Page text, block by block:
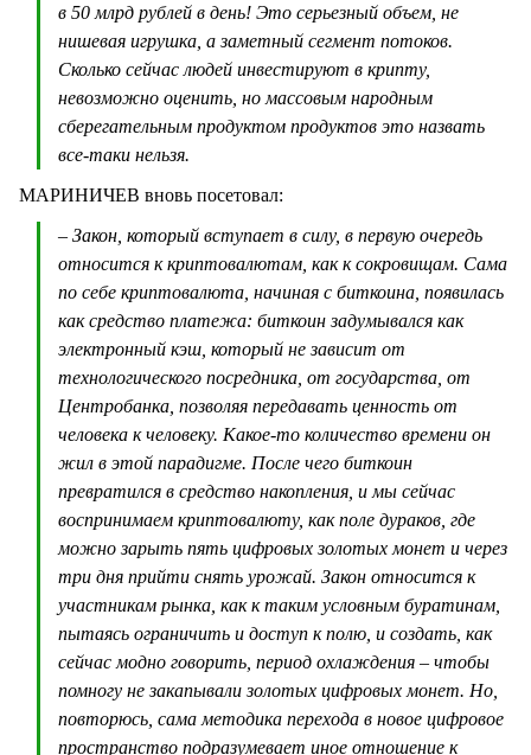
в 50 млрд рублей в день! Это серьезный объем, не
нишевая игрушка, а заметный сегмент потоков.
Сколько сейчас людей инвестируют в крипту,
невозможно оценить, но массовым народным
сберегательным продуктом продуктов это назвать
все-таки нельзя.
МАРИНИЧЕВ вновь посетовал:
– Закон, который вступает в силу, в первую очередь
относится к криптовалютам, как к сокровищам. Сама
по себе криптовалюта, начиная с биткоина, появилась
как средство платежа: биткоин задумывался как
электронный кэш, который не зависит от
технологического посредника, от государства, от
Центробанка, позволяя передавать ценность от
человека к человеку. Какое-то количество времени он
жил в этой парадигме. После чего биткоин
превратился в средство накопления, и мы сейчас
воспринимаем криптовалюту, как поле дураков, где
можно зарыть пять цифровых золотых монет и через
три дня прийти снять урожай. Закон относится к
участникам рынка, как к таким условным буратинам,
пытаясь ограничить и доступ к полю, и создать, как
сейчас модно говорить, период охлаждения – чтобы
помногу не закапывали золотых цифровых монет. Но,
повторюсь, сама методика перехода в новое цифровое
пространство подразумевает иное отношение к